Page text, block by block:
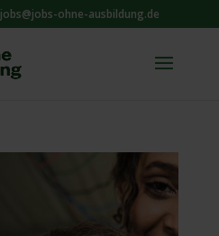
jobs@jobs-ohne-ausbildung.de